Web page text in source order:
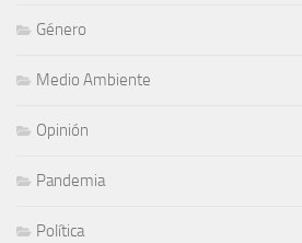
Género
Medio Ambiente
Opinión
Pandemia
Política